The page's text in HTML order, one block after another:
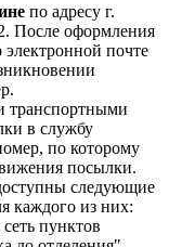
по адресу г.
После оформления
электронной почте
транспортными
в службу
по которому
посылки.
следующие
каждого из них:
пунктов